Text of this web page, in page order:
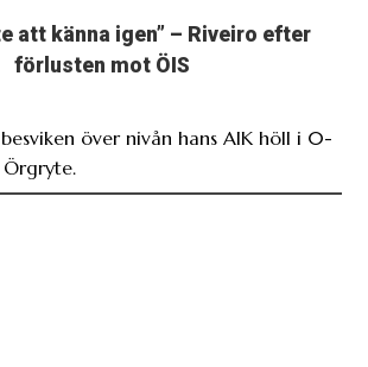
att känna igen” – Riveiro efter
förlusten mot ÖIS
besviken över nivån hans AIK höll i 0-